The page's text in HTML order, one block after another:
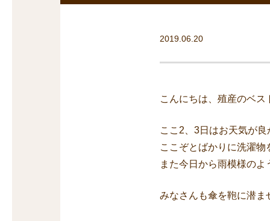
2019.06.20
こんにちは、殖産のベス
ここ2、3日はお天気が良
ここぞとばかりに洗濯
また今日から雨模様の
みなさんも傘を鞄に潜ま